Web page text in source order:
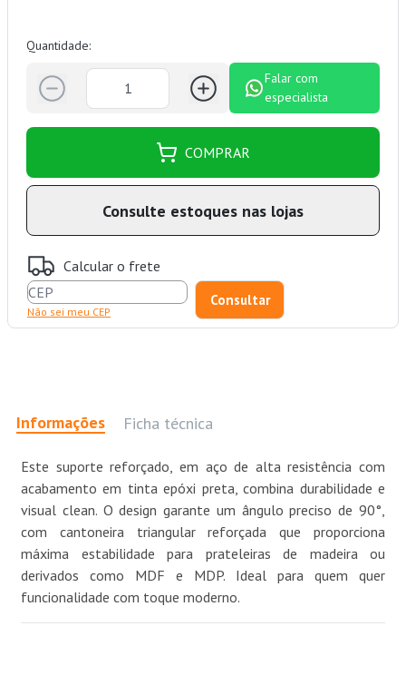
Quantidade:
Falar com
especialista
COMPRAR
Consulte estoques nas lojas
Calcular o frete
Não sei meu CEP
Informações Ficha técnica
Este suporte reforçado, em aço de alta resistência com
acabamento em tinta epóxi preta, combina durabilidade e
visual clean. O design garante um ângulo preciso de 90°,
com cantoneira triangular reforçada que proporciona
máxima estabilidade para prateleiras de madeira ou
derivados como MDF e MDP. Ideal para quem quer
funcionalidade com toque moderno.